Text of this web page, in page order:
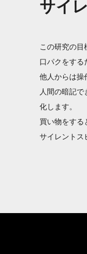
サイ
この研究の
口パクをする
他人からは操
人間の暗記
化します。
買い物をする
サイレントス